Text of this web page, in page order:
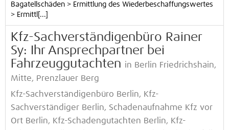
Bagatellschäden > Ermittlung des Wiederbeschaffungswertes
> Ermittl[...]
Kfz-Sachverständigenbüro Rainer
Sy: Ihr Ansprechpartner bei
Fahrzeuggutachten in Berlin Friedrichshain,
Mitte, Prenzlauer Berg
Kfz-Sachverständigenbüro Berlin, Kfz-
Sachverständiger Berlin, Schadenaufnahme Kfz vor
Ort Berlin, Kfz-Schadengutachten Berlin, Kfz-